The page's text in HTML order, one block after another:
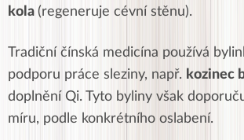
kola (regeneruje cévní stěnu).
Tradiční čínská medicína používá
podporu práce sleziny, např. kozinec
doplnění Qi. Tyto byliny však
míru, podle konkrétního oslabení.